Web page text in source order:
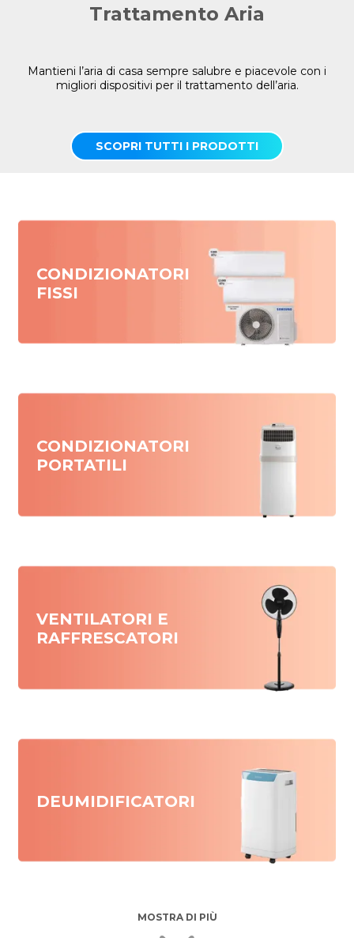
Trattamento Aria
Mantieni l’aria di casa sempre salubre e piacevole con i
migliori dispositivi per il trattamento dell’aria.
SCOPRI TUTTI I PRODOTTI
CONDIZIONATORI
FISSI
CONDIZIONATORI
PORTATILI
VENTILATORI E
RAFFRESCATORI
DEUMIDIFICATORI
MOSTRA DI PIÙ